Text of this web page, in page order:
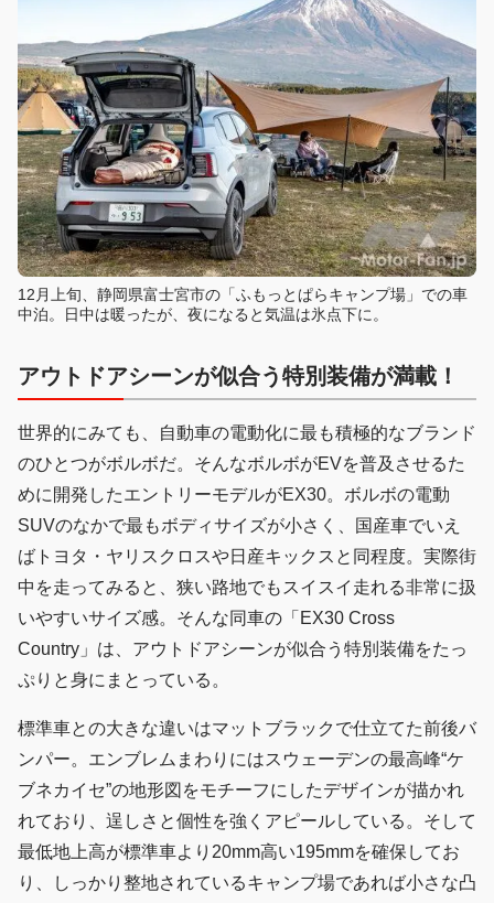
12月上旬、静岡県富士宮市の「ふもっとぱらキャンプ場」での車
中泊。日中は暖ったが、夜になると気温は氷点下に。
アウトドアシーンが似合う特別装備が満載！
世界的にみても、自動車の電動化に最も積極的なブランド
のひとつがボルボだ。そんなボルボがEVを普及させるた
めに開発したエントリーモデルがEX30。ボルボの電動
SUVのなかで最もボディサイズが小さく、国産車でいえ
ばトヨタ・ヤリスクロスや日産キックスと同程度。実際街
中を走ってみると、狭い路地でもスイスイ走れる非常に扱
いやすいサイズ感。そんな同車の「EX30 Cross
Country」は、アウトドアシーンが似合う特別装備をたっ
ぷりと身にまとっている。
標準車との大きな違いはマットブラックで仕立てた前後バ
ンパー。エンブレムまわりにはスウェーデンの最高峰“ケ
ブネカイセ”の地形図をモチーフにしたデザインが描かれ
れており、逞しさと個性を強くアピールしている。そして
最低地上高が標準車より20mm高い195mmを確保してお
り、しっかり整地されているキャンプ場であれば小さな凸